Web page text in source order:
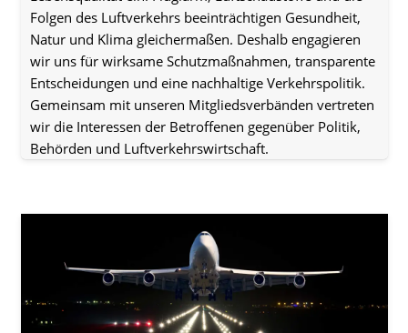
Folgen des Luftverkehrs beeinträchtigen Gesundheit,
Natur und Klima gleichermaßen. Deshalb engagieren
wir uns für wirksame Schutzmaßnahmen, transparente
Entscheidungen und eine nachhaltige Verkehrspolitik.
Gemeinsam mit unseren Mitgliedsverbänden vertreten
wir die Interessen der Betroffenen gegenüber Politik,
Behörden und Luftverkehrswirtschaft.